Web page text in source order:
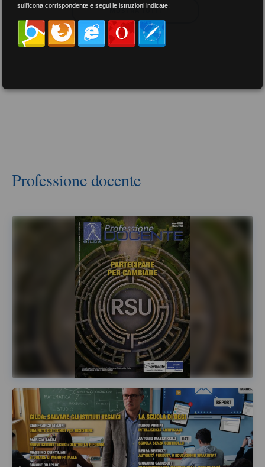
MOSTRA TUTTI
Professione docente
sull'icona corrispondente e segui le istruzioni indicate: